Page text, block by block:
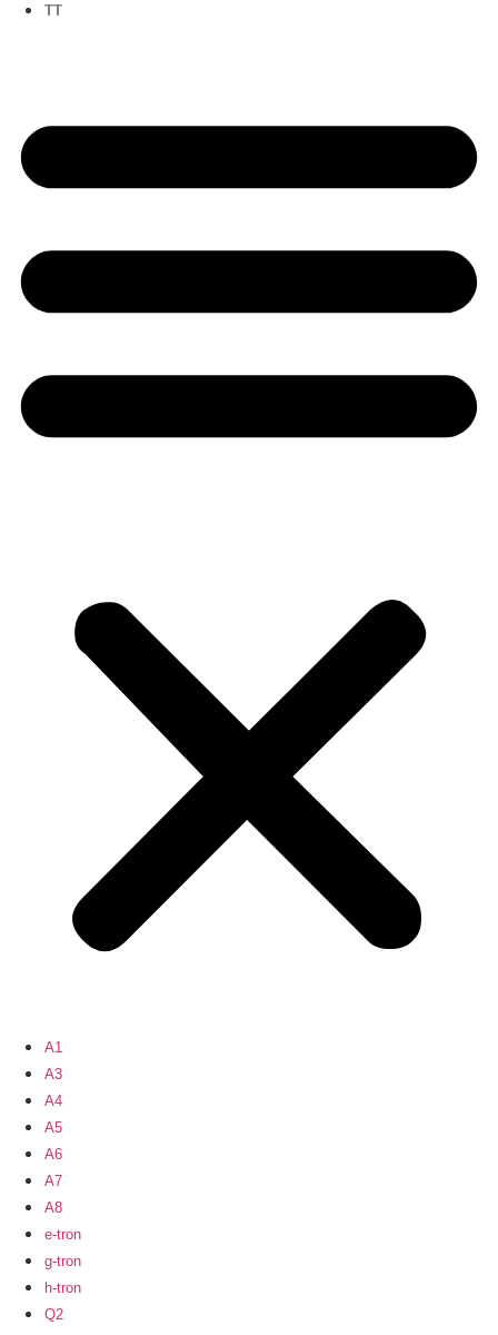
TT
A1
A3
A4
A5
A6
A7
A8
e-tron
g-tron
h-tron
Q2